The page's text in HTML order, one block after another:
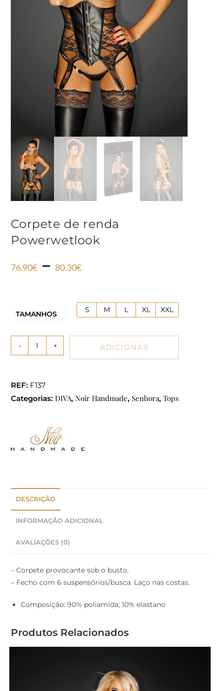
Corpete de renda
Powerwetlook
76.90€ – 80.30€
TAMANHOS S M L XL XXL
- + ADICIONAR
REF: F137
Categorias:DIVA,Noir Handmade, Senhora,Tops
DESCRIÇÃO
INFORMAÇÃO ADICIONAL
AVALIAÇÕES (0)
– Corpete provocante sob o busto.
– Fecho com 6 suspensórios/busca. Laço nas costas.
Composição: 90% poliamida; 10% elastano
Produtos Relacionados